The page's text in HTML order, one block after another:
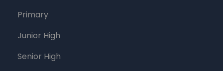
Primary
Junior High
Senior High